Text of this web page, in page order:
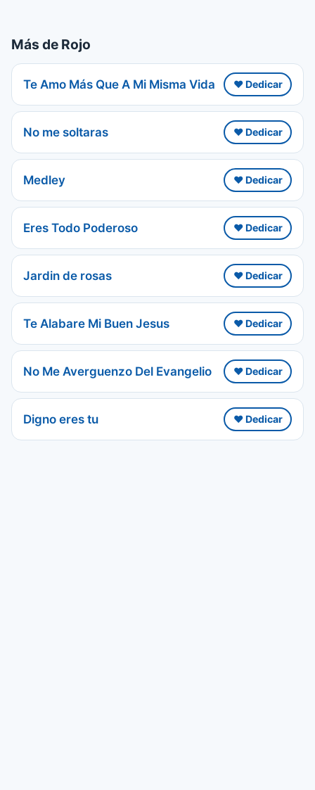
Más de Rojo
Te Amo Más Que A Mi Misma Vida ❤️ Dedicar
No me soltaras ❤️ Dedicar
Medley ❤️ Dedicar
Eres Todo Poderoso ❤️ Dedicar
Jardin de rosas ❤️ Dedicar
Te Alabare Mi Buen Jesus ❤️ Dedicar
No Me Averguenzo Del Evangelio ❤️ Dedicar
Digno eres tu ❤️ Dedicar